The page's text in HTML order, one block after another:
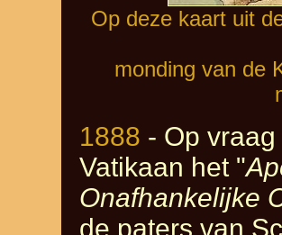
Op deze kaart uit
monding van de
1888 - Op
Vatikaan het "
Onafhankelijke
de paters van